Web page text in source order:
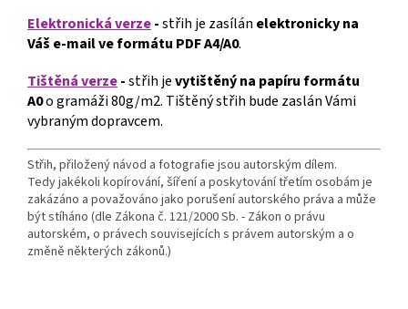
Elektronická verze-střih je zasílán elektronickyna
Váš e-mail ve formátu PDF A4/A0.
Tištěná verze-střih jevytištěný na papíru formátu
A0o gramáži 80g/m2. Tištěný střih bude zaslán Vámi
vybraným dopravcem.
Střih, přiložený návod a fotografie jsou autorským dílem.
Tedy jakékoli kopírování, šíření a poskytování třetím osobám je
zakázáno a považováno jako porušení autorského práva a může
být stíháno (dle Zákona č. 121/2000 Sb. - Zákon o právu
autorském, o právech souvisejících s právem autorským a o
změně některých zákonů.)